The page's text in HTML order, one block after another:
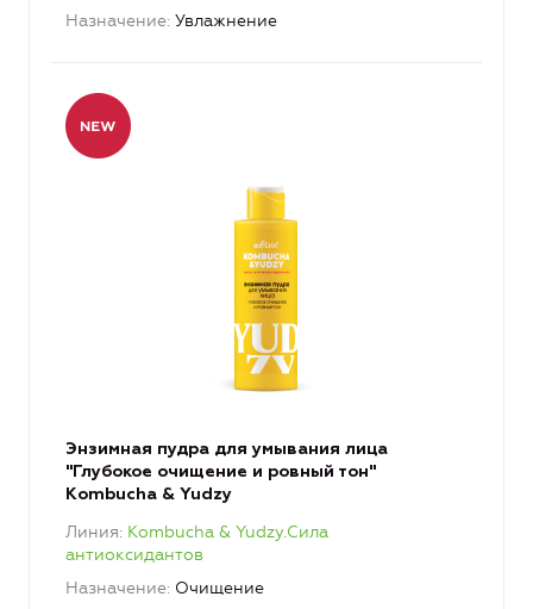
Назначение Увлажнение
Энзимная пудра для умывания лица
"Глубокое очищение и ровный тон"
Kombucha & Yudzy
Линия Kombucha & Yudzy.Сила
антиоксидантов
Назначение Очищение